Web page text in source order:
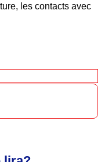
les contacts avec